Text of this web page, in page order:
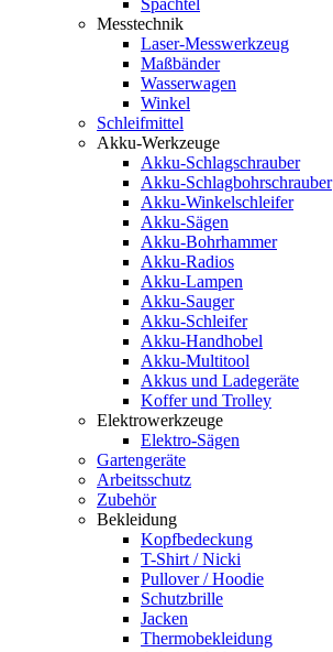
Spachtel
Messtechnik
Laser-Messwerkzeug
Maßbänder
Wasserwagen
Winkel
Schleifmittel
Akku-Werkzeuge
Akku-Schlagschrauber
Akku-Schlagbohrschrauber
Akku-Winkelschleifer
Akku-Sägen
Akku-Bohrhammer
Akku-Radios
Akku-Lampen
Akku-Sauger
Akku-Schleifer
Akku-Handhobel
Akku-Multitool
Akkus und Ladegeräte
Koffer und Trolley
Elektrowerkzeuge
Elektro-Sägen
Gartengeräte
Arbeitsschutz
Zubehör
Bekleidung
Kopfbedeckung
T-Shirt / Nicki
Pullover / Hoodie
Schutzbrille
Jacken
Thermobekleidung